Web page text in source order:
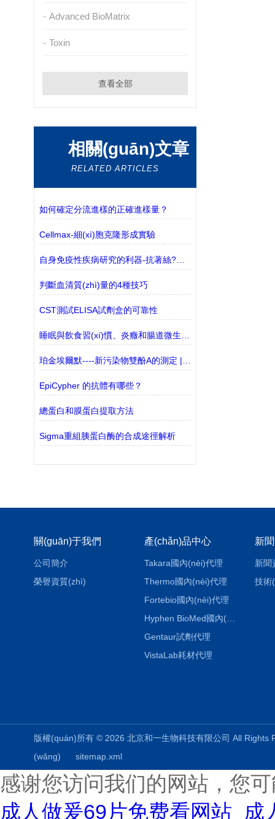
Advanced BioMatrix
Toxin
查看全部
相關(guān)文章
RELATED ARTICLES
如何確定分流進樣的正確進樣量？
Cellmax-細(xì)胞克隆形成實驗
自身免疫性疾病研究的利器-抗著絲?？贵w
判斷血清質(zhì)量的4種技巧
CST測試ELISA試劑盒的可靠性
EpiCypher 的抗體有哪些？
總蛋白和膜蛋白提取方法
Sigma重組胰蛋白酶的合成途徑解析
關(guān)于我們
公司簡介
榮譽資質(zhì)
產(chǎn)品中心
Takara國內(nèi)代理
Thermo國內(nèi)代理
Fortebio國內(nèi)代理
Hyphen BioMed國內(nèi)代理
Gentaur試劑代理
VistaLab耗材代理
新
新聞
技術
版權(quán)所有 © 2026 北京和一生物科技有限公司 All
(wǎng)
sitemap.xml
感谢您访问我们的网站，您
成人做爰69片免费看网站_